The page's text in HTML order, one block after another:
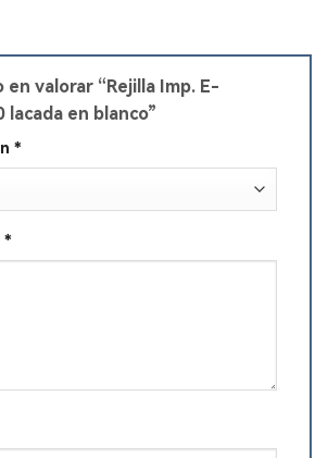
en valorar “Rejilla Imp. E-
lacada en blanco”
*
*